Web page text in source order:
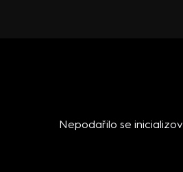
Nepodařilo se